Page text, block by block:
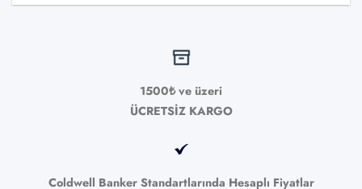
1500₺ ve üzeri
ÜCRETSİZ KARGO
Coldwell Banker Standartlarında Hesaplı Fiyatlar